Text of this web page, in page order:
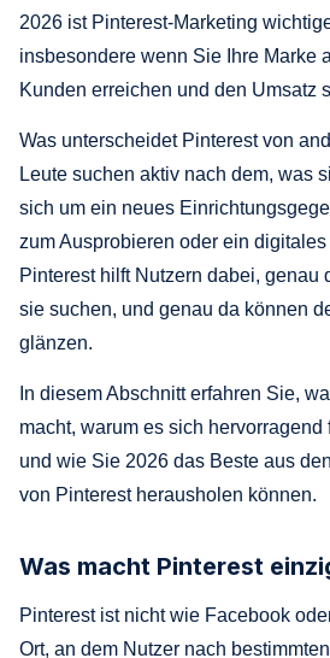
2026 ist Pinterest-Marketing
insbesondere wenn Sie Ihre Marke
Kunden erreichen und den Umsatz
Was unterscheidet Pinterest von
Leute suchen aktiv nach dem, was
sich um ein neues
zum Ausprobieren oder ein
Pinterest hilft Nutzern dabei, genau
sie suchen, und genau da können
glänzen.
In diesem Abschnitt erfahren Sie,
macht, warum es sich
und wie Sie 2026 das Beste aus
von Pinterest herausholen können.
Was macht Pinterest
Pinterest ist nicht wie Facebook
Ort, an dem Nutzer nach